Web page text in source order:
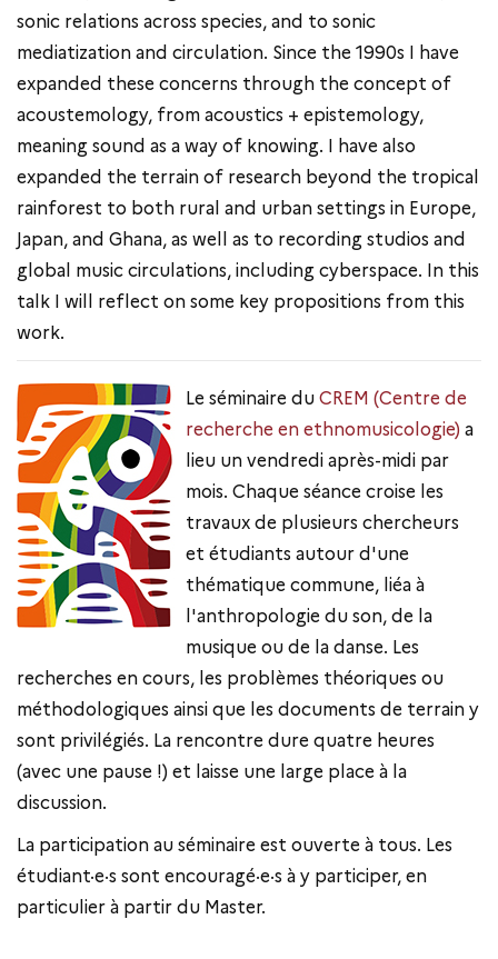
sonic relations across species, and to sonic
mediatization and circulation. Since the 1990s I have
expanded these concerns through the concept of
acoustemology, from acoustics + epistemology,
meaning sound as a way of knowing. I have also
expanded the terrain of research beyond the tropical
rainforest to both rural and urban settings in Europe,
Japan, and Ghana, as well as to recording studios and
global music circulations, including cyberspace. In this
talk I will reflect on some key propositions from this
work.
Le séminaire du CREM (Centre de
recherche en ethnomusicologie) a
lieu un vendredi après-midi par
mois. Chaque séance croise les
travaux de plusieurs chercheurs
et étudiants autour d'une
thématique commune, liéa à
l'anthropologie du son, de la
musique ou de la danse. Les
recherches en cours, les problèmes théoriques ou
méthodologiques ainsi que les documents de terrain y
sont privilégiés. La rencontre dure quatre heures
(avec une pause !) et laisse une large place à la
discussion.
La participation au séminaire est ouverte à tous. Les
étudiant·e·s sont encouragé·e·s à y participer, en
particulier à partir du Master.